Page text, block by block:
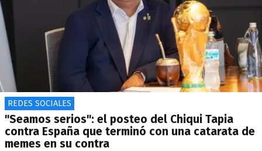
REDES SOCIALES
"Seamos serios": el posteo del Chiqui Tapia
contra España que terminó con una catarata de
memes en su contra